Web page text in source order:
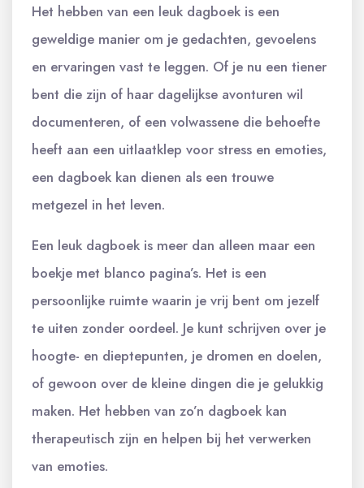
Het hebben van een leuk dagboek is een
geweldige manier om je gedachten, gevoelens
en ervaringen vast te leggen. Of je nu een tiener
bent die zijn of haar dagelijkse avonturen wil
documenteren, of een volwassene die behoefte
heeft aan een uitlaatklep voor stress en emoties,
een dagboek kan dienen als een trouwe
metgezel in het leven.
Een leuk dagboek is meer dan alleen maar een
boekje met blanco pagina’s. Het is een
persoonlijke ruimte waarin je vrij bent om jezelf
te uiten zonder oordeel. Je kunt schrijven over je
hoogte- en dieptepunten, je dromen en doelen,
of gewoon over de kleine dingen die je gelukkig
maken. Het hebben van zo’n dagboek kan
therapeutisch zijn en helpen bij het verwerken
van emoties.